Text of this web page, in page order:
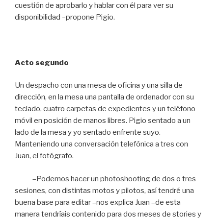
cuestión de aprobarlo y hablar con él para ver su
disponibilidad –propone Pigio.
Acto segundo
Un despacho con una mesa de oficina y una silla de
dirección, en la mesa una pantalla de ordenador con su
teclado, cuatro carpetas de expedientes y un teléfono
móvil en posición de manos libres. Pigio sentado a un
lado de la mesa y yo sentado enfrente suyo.
Manteniendo una conversación telefónica a tres con
Juan, el fotógrafo.
–Podemos hacer un photoshooting de dos o tres
sesiones, con distintas motos y pilotos, así tendré una
buena base para editar –nos explica Juan –de esta
manera tendríais contenido para dos meses de stories y